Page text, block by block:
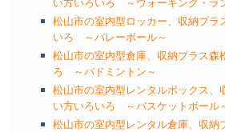
い方いろいろ ～ウォーキング・ラ
松山市の室内型ロッカー、収納プ
いろ ～バレーボール～
松山市の室内型倉庫、収納プラス
ろ ～バドミントン～
松山市の室内型レンタルボックス
い方いろいろ ～バスケットボール
松山市の室内型レンタル倉庫、収